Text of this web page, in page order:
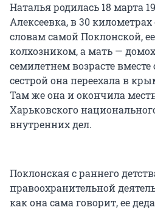
Наталья родилась 18 марта
Алексеевка, в 30
словам самой Поклонской,
колхозником, а мать —
семилетнем возрасте
сестрой она переехала в
Там же она и окончила
Харьковского
внутренних дел.
Поклонская с раннего
правоохранительной
как она сама говорит, ее